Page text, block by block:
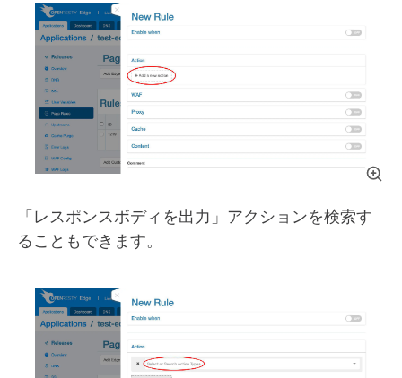
「レスポンスボディを出力」アクションを検索す
ることもできます。